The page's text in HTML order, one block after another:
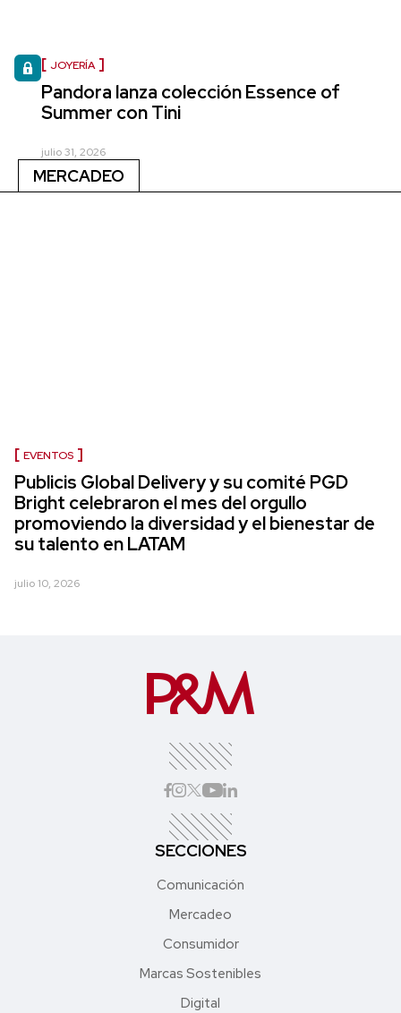
JOYERÍA
Pandora lanza colección Essence of
Summer con Tini
julio 31, 2026
MERCADEO
EVENTOS
Publicis Global Delivery y su comité PGD
Bright celebraron el mes del orgullo
promoviendo la diversidad y el bienestar de
su talento en LATAM
julio 10, 2026
SECCIONES
Comunicación
Mercadeo
Consumidor
Marcas Sostenibles
Digital